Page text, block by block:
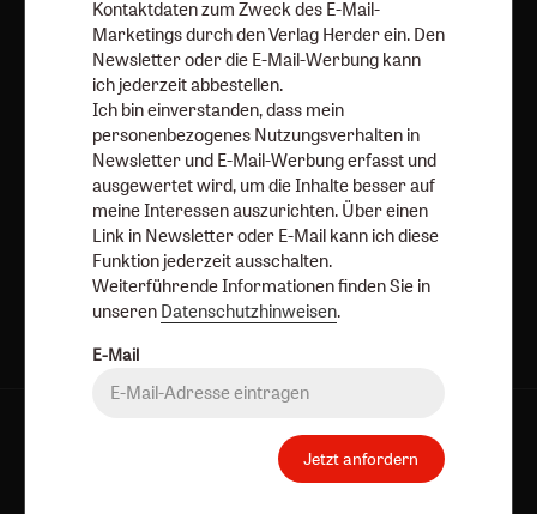
ausschalten.
Weiterführende Informationen finden Sie in unseren
Datenschutzhinweisen
Jetzt anmelden
AGB und Widerrufsbelehrung
Datenschutz
Impressum
Kontaktdaten zum Zweck des E-Mail-
Marketings durch den Verlag Herder ein. Den
Newsletter oder die E-Mail-Werbung kann
ich jederzeit abbestellen.
Ich bin einverstanden, dass mein
personenbezogenes Nutzungsverhalten in
Newsletter und E-Mail-Werbung erfasst und
ausgewertet wird, um die Inhalte besser auf
meine Interessen auszurichten. Über einen
Link in Newsletter oder E-Mail kann ich diese
Funktion jederzeit ausschalten.
Weiterführende Informationen finden Sie in
unseren Datenschutzhinweisen.
E-Mail
Jetzt anfordern